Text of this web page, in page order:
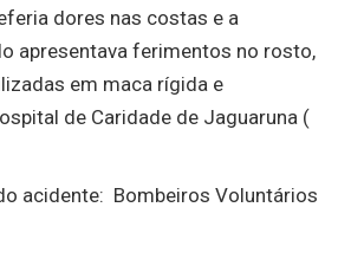
dores nas costas e a
apresentava ferimentos no rosto,
em maca rígida e
de Caridade de Jaguaruna (
acidente: Bombeiros Voluntários